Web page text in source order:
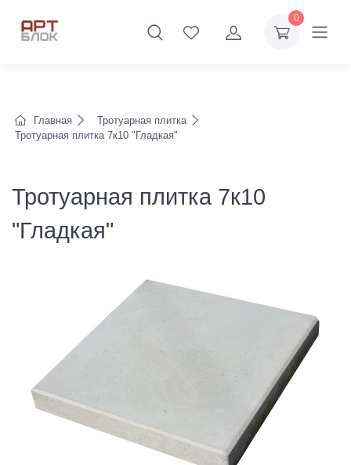
0
Главная
Тротуарная плитка
Тротуарная плитка 7к10 "Гладкая"
Тротуарная плитка 7к10
"Гладкая"